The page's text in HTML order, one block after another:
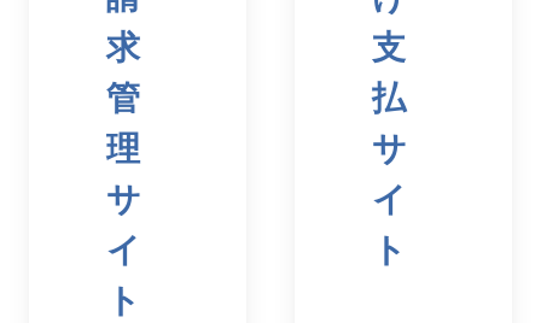
求
管
理
サ
イ
ト
支
払
サ
イ
ト